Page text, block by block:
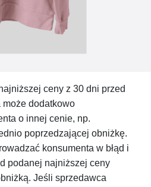
ceny z 30 dni przed
dodatkowo
o innej cenie, np.
poprzedzającej obniżkę.
konsumenta w błąd i
podanej najniższej ceny
Jeśli sprzedawca